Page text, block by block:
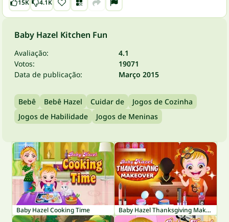
15K 4.1K
Baby Hazel Kitchen Fun
Avaliação:
4.1
Votos:
19071
Data de publicação:
Março 2015
Bebê Bebê Hazel Cuidar de
Jogos de Cozinha
Jogos de Habilidade
Jogos de Meninas
Baby Hazel Cooking Time Baby Hazel Thanksgiving Makeover